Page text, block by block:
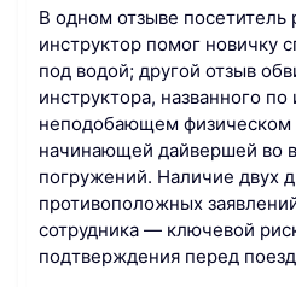
В одном отзыве посетитель
инструктор помог новичку
под водой; другой отзыв
инструктора, названного
неподобающем физическом
начинающей дайвершей во
погружений. Наличие двух
противоположных
сотрудника — ключевой
подтверждения перед